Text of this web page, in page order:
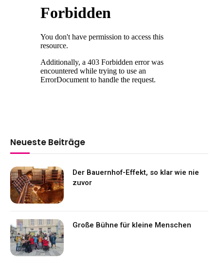
Neueste Beiträge
Der Bauernhof-Effekt, so klar wie nie
zuvor
Große Bühne für kleine Menschen